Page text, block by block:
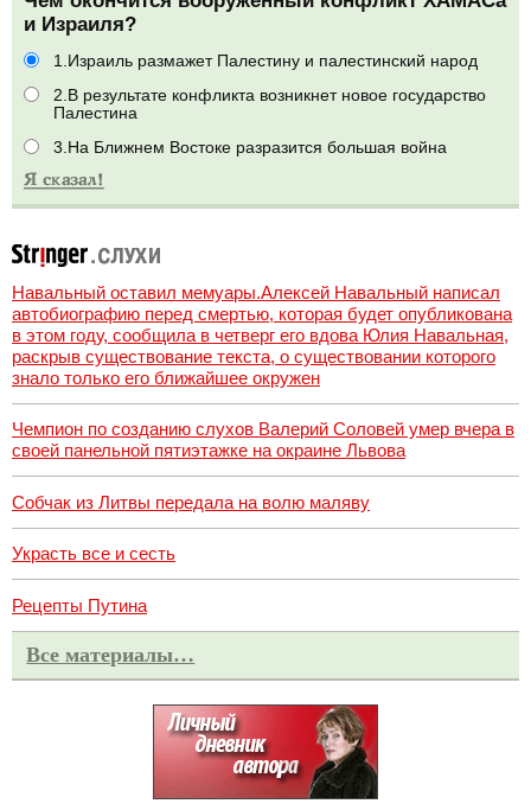
и Израиля?
1.Израиль размажет Палестину и палестинский народ
2.В результате конфликта возникнет новое государство
Палестина
3.На Ближнем Востоке разразится большая война
Навальный оставил мемуары.Алексей Навальный написал
автобиографию перед смертью, которая будет опубликована
в этом году, сообщила в четверг его вдова Юлия Навальная,
раскрыв существование текста, о существовании которого
знало только его ближайшее окружен
Чемпион по созданию слухов Валерий Соловей умер вчера в
своей панельной пятиэтажке на окраине Львова
Собчак из Литвы передала на волю маляву
Украсть все и сесть
Рецепты Путина
Все материалы…